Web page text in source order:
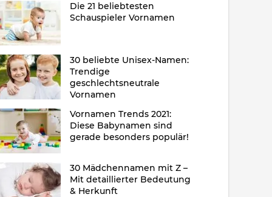
Die 21 beliebtesten
Schauspieler Vornamen
30 beliebte Unisex-Namen:
Trendige
geschlechtsneutrale
Vornamen
Vornamen Trends 2021:
Diese Babynamen sind
gerade besonders populär!
30 Mädchennamen mit Z –
Mit detaillierter Bedeutung
& Herkunft